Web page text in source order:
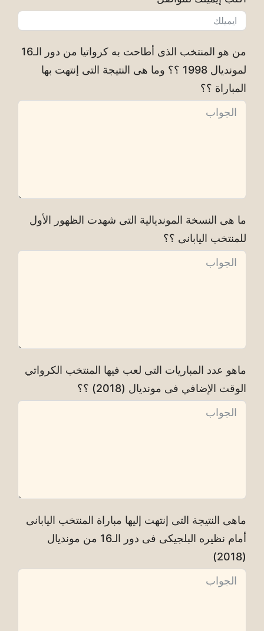
من هو المنتخب الذى أطاحت به كرواتيا من دور الـ16
لمونديال 1998 ؟؟ وما هى النتيجة التى إنتهت بها
المباراة ؟؟
ما هى النسخة المونديالية التى شهدت الظهور الأول
للمنتخب اليابانى ؟؟
ماهو عدد المباريات التى لعب فيها المنتخب الكرواتي
الوقت الإضافي فى مونديال (2018) ؟؟
ماهى النتيجة التى إنتهت إليها مباراة المنتخب اليابانى
أمام نظيره البلجيكى فى دور الـ16 من مونديال
(2018)